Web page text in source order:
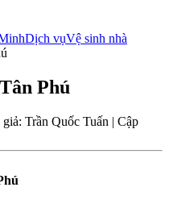
Dịch vụVệ sinh nhà
Phú
Trần Quốc Tuấn | Cập